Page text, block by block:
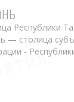
Республики
— столица
-